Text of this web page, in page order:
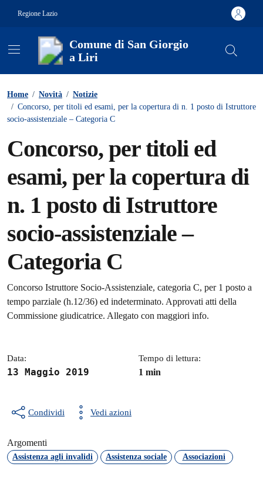
Regione Lazio
Comune di San Giorgio
a Liri
Home / Novità / Notizie
/ Concorso, per titoli ed esami, per la copertura di n. 1 posto di Istruttore
socio-assistenziale – Categoria C
Concorso, per titoli ed
esami, per la copertura di
n. 1 posto di Istruttore
socio-assistenziale –
Categoria C
Dettagli della notizia
Concorso Istruttore Socio-Assistenziale, categoria C, per 1 posto a
tempo parziale (h.12/36) ed indeterminato. Approvati atti della
Commissione giudicatrice. Allegato con maggiori info.
Data:
13 Maggio 2019
Tempo di lettura:
1 min
Condividi Vedi azioni
Argomenti
Assistenza agli invalidi Assistenza sociale Associazioni